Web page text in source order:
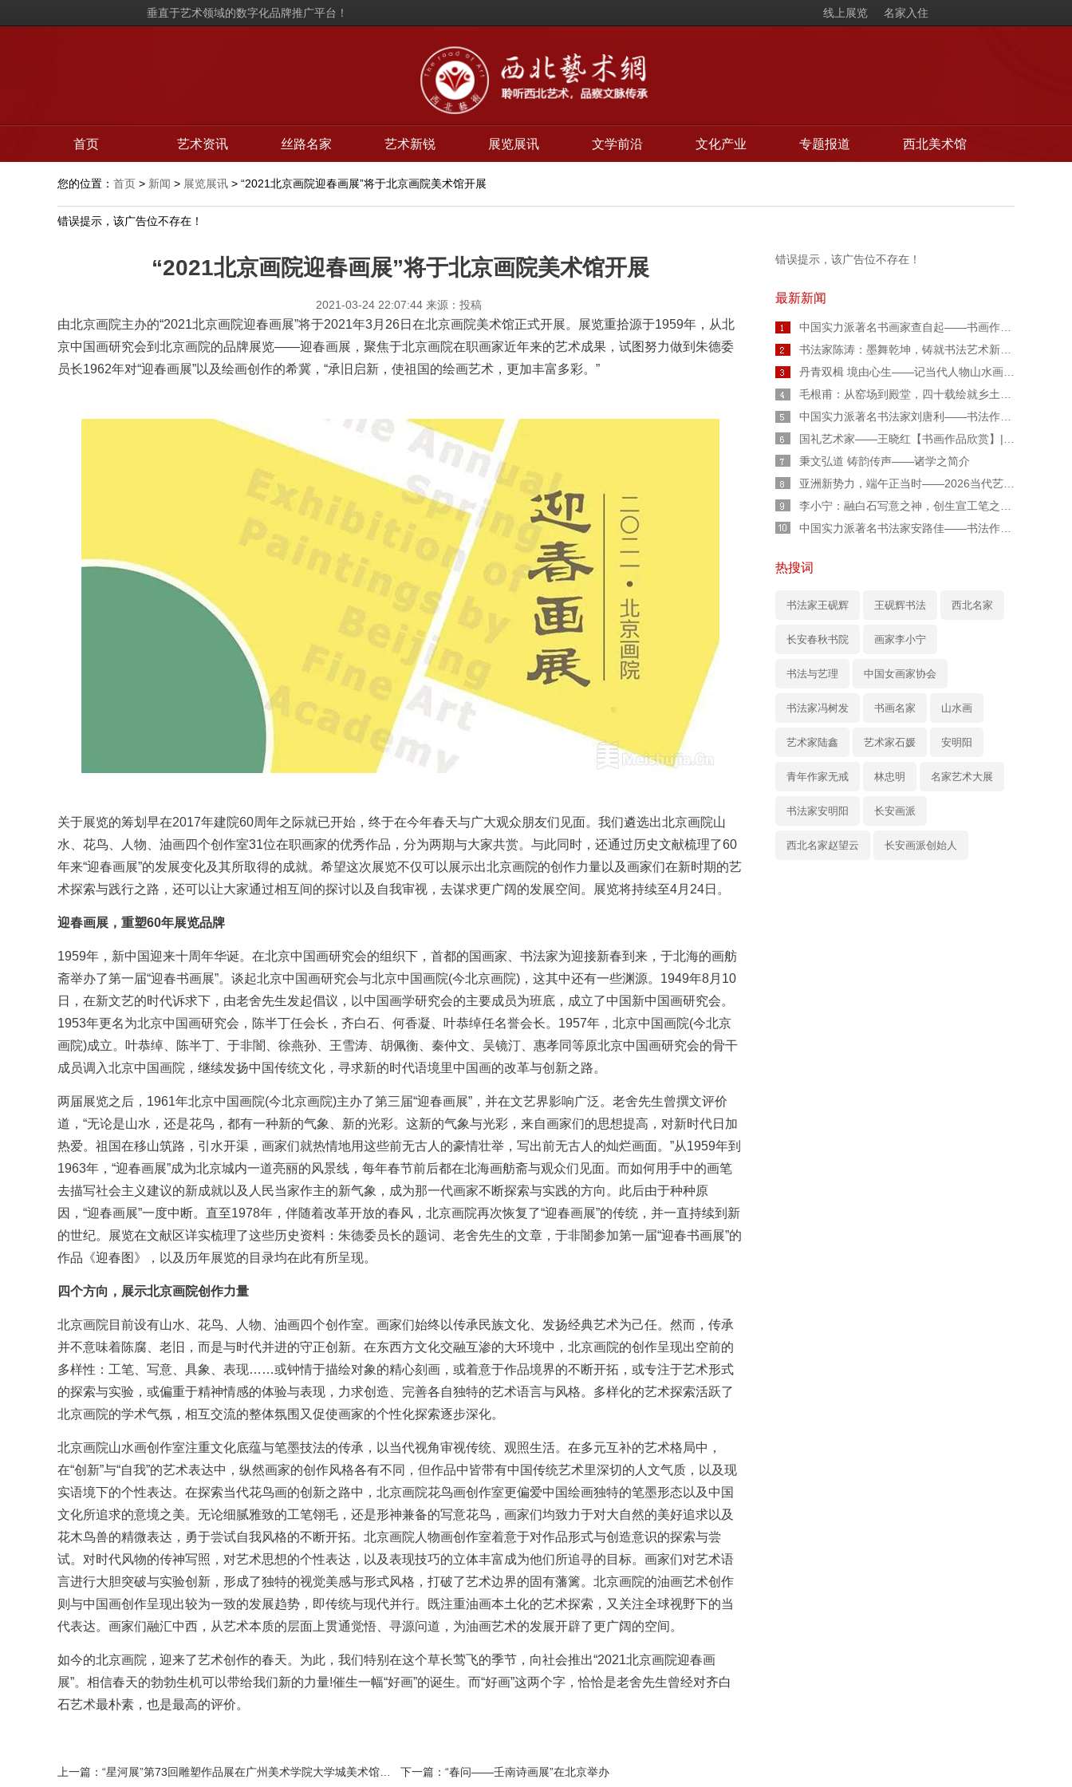
垂直于艺术领域的数字化品牌推广平台！ 线上展览 名家入住
首页 艺术资讯 丝路名家 艺术新锐 展览展讯 文学前沿 文化产业 专题报道 西北美术馆
您的位置： 首页 > 新闻 > 展览展讯 > “2021北京画院迎春画展”将于北京画院美术馆开展
错误提示，该广告位不存在！
“2021北京画院迎春画展”将于北京画院美术馆开展
2021-03-24 22:07:44 来源：投稿
由北京画院主办的“2021北京画院迎春画展”将于2021年3月26日在北京画院美术馆正式开展。展览重拾源于1959年，从北
京中国画研究会到北京画院的品牌展览——迎春画展，聚焦于北京画院在职画家近年来的艺术成果，试图努力做到朱德委
员长1962年对“迎春画展”以及绘画创作的希冀，“承旧启新，使祖国的绘画艺术，更加丰富多彩。”
关于展览的筹划早在2017年建院60周年之际就已开始，终于在今年春天与广大观众朋友们见面。我们遴选出北京画院山
水、花鸟、人物、油画四个创作室31位在职画家的优秀作品，分为两期与大家共赏。与此同时，还通过历史文献梳理了60
年来“迎春画展”的发展变化及其所取得的成就。希望这次展览不仅可以展示出北京画院的创作力量以及画家们在新时期的艺
术探索与践行之路，还可以让大家通过相互间的探讨以及自我审视，去谋求更广阔的发展空间。展览将持续至4月24日。
迎春画展，重塑60年展览品牌
1959年，新中国迎来十周年华诞。在北京中国画研究会的组织下，首都的国画家、书法家为迎接新春到来，于北海的画舫
斋举办了第一届“迎春书画展”。谈起北京中国画研究会与北京中国画院(今北京画院)，这其中还有一些渊源。1949年8月10
日，在新文艺的时代诉求下，由老舍先生发起倡议，以中国画学研究会的主要成员为班底，成立了中国新中国画研究会。
1953年更名为北京中国画研究会，陈半丁任会长，齐白石、何香凝、叶恭绰任名誉会长。1957年，北京中国画院(今北京
画院)成立。叶恭绰、陈半丁、于非闇、徐燕孙、王雪涛、胡佩衡、秦仲文、吴镜汀、惠孝同等原北京中国画研究会的骨干
成员调入北京中国画院，继续发扬中国传统文化，寻求新的时代语境里中国画的改革与创新之路。
两届展览之后，1961年北京中国画院(今北京画院)主办了第三届“迎春画展”，并在文艺界影响广泛。老舍先生曾撰文评价
道，“无论是山水，还是花鸟，都有一种新的气象、新的光彩。这新的气象与光彩，来自画家们的思想提高，对新时代日加
热爱。祖国在移山筑路，引水开渠，画家们就热情地用这些前无古人的豪情壮举，写出前无古人的灿烂画面。”从1959年到
1963年，“迎春画展”成为北京城内一道亮丽的风景线，每年春节前后都在北海画舫斋与观众们见面。而如何用手中的画笔
去描写社会主义建议的新成就以及人民当家作主的新气象，成为那一代画家不断探索与实践的方向。此后由于种种原
因，“迎春画展”一度中断。直至1978年，伴随着改革开放的春风，北京画院再次恢复了“迎春画展”的传统，并一直持续到新
的世纪。展览在文献区详实梳理了这些历史资料：朱德委员长的题词、老舍先生的文章，于非闇参加第一届“迎春书画展”的
作品《迎春图》，以及历年展览的目录均在此有所呈现。
四个方向，展示北京画院创作力量
北京画院目前设有山水、花鸟、人物、 油画四个创作室。画家们始终以传承民族文化、发扬经典艺术为己任。然而，传承
并不意味着陈腐、老旧，而是与时代并进的守正创新。在东西方文化交融互渗的大环境中，北京画院的创作呈现出空前的
多样性：工笔、写意、具象、表现……或钟情于描绘对象的精心刻画，或着意于作品境界的不断开拓，或专注于艺术形式
的探索与实验，或偏重于精神情感的体验与表现，力求创造、完善各自独特的艺术语言与风格。多样化的艺术探索活跃了
北京画院的学术气氛，相互交流的整体氛围又促使画家的个性化探索逐步深化。
北京画院山水画创作室注重文化底蕴与笔墨技法的传承，以当代视角审视传统、观照生活。在多元互补的艺术格局中，
在“创新”与“自我”的艺术表达中，纵然画家的创作风格各有不同，但作品中皆带有中国传统艺术里深切的人文气质，以及现
实语境下的个性表达。在探索当代花鸟画的创新之路中，北京画院花鸟画创作室更偏爱中国绘画独特的笔墨形态以及中国
文化所追求的意境之美。无论细腻雅致的工笔翎毛，还是形神兼备的写意花鸟，画家们均致力于对大自然的美好追求以及
花木鸟兽的精微表达，勇于尝试自我风格的不断开拓。北京画院人物画创作室着意于对作品形式与创造意识的探索与尝
试。对时代风物的传神写照，对艺术思想的个性表达，以及表现技巧的立体丰富成为他们所追寻的目标。画家们对艺术语
言进行大胆突破与实验创新，形成了独特的视觉美感与形式风格，打破了艺术边界的固有藩篱。北京画院的油画艺术创作
则与中国画创作呈现出较为一致的发展趋势，即传统与现代并行。既注重油画本土化的艺术探索，又关注全球视野下的当
代表达。画家们融汇中西，从艺术本质的层面上贯通觉悟、寻源问道，为油画艺术的发展开辟了更广阔的空间。
如今的北京画院，迎来了艺术创作的春天。为此，我们特别在这个草长莺飞的季节，向社会推出“2021北京画院迎春画
展”。相信春天的勃勃生机可以带给我们新的力量!催生一幅“好画”的诞生。而“好画”这两个字，恰恰是老舍先生曾经对齐白
石艺术最朴素，也是最高的评价。
上一篇： “星河展”第73回雕塑作品展在广州美术学院大学城美术馆开幕 下一篇： “春问——壬南诗画展”在北京举办
错误提示，该广告位不存在！
最新新闻
秉文弘道 铸韵传声——诸学之简介
热搜词
书法家王砚辉 王砚辉书法 西北名家
长安春秋书院 画家李小宁
书法与艺理 中国女画家协会
书法家冯树发 书画名家 山水画
艺术家陆鑫 艺术家石媛 安明阳
青年作家无戒 林忠明 名家艺术大展
书法家安明阳 长安画派
西北名家赵望云 长安画派创始人